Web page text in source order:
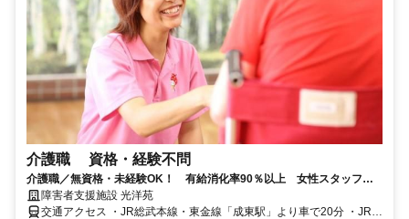
介護職 資格・経験不問
介護職／無資格・未経験OK！ 有給消化率90％以上 女性スタッフ活
躍中◎ 賞与は年4ヶ月分を支給！
障害者支援施設 光洋苑
交通アクセス ・JR総武本線・東金線「成東駅」より車で20分 ・JR成